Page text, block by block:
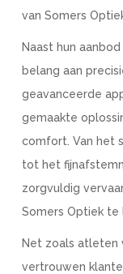
van Somers
Naast hun
belang aan
geavanceerde
gemaakte
comfort. Van het
tot het
zorgvuldig
Somers Optiek te
Net zoals atleten
vertrouwen